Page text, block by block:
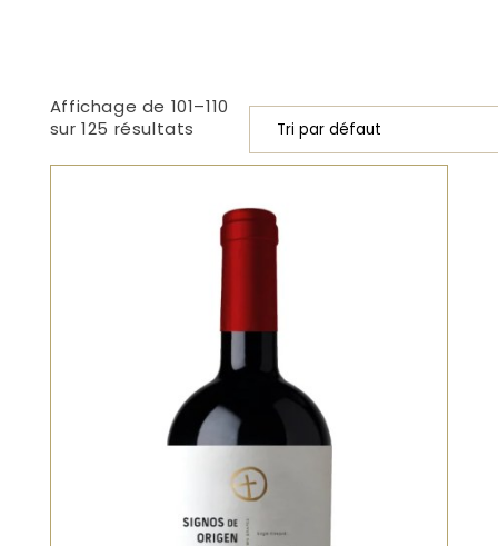
Affichage de 101–110
sur 125 résultats
Bio, Rouge, Vieilli en fût de chêne
Un Cabernet Sauvignon mûr et
structuré, aux arômes de cassis,
tabac blond et cèdre. La bouche est
dense, avec des tanins fermes mais